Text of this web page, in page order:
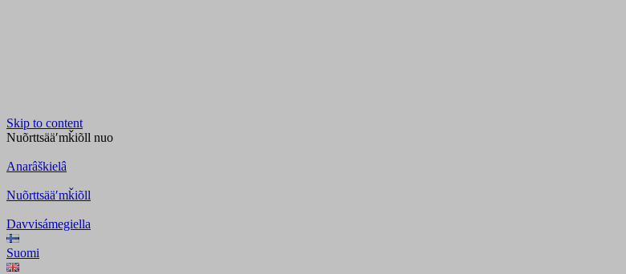
Skip to content
Nuõrttsääʹmǩiõll nuo
Anarâškielâ
Nuõrttsääʹmǩiõll
Davvisámegiella
Suomi